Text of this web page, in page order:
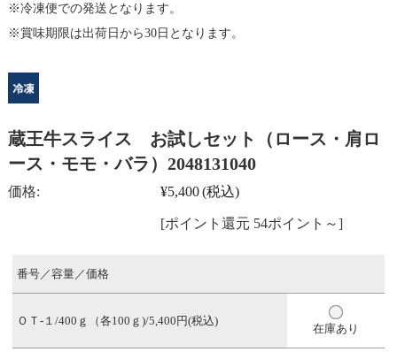
冷凍便での発送となります。
賞味期限は出荷日から30日となります。
蔵王牛スライス お試しセット（ロース・肩ロ
ース・モモ・バラ）2048131040
価格: ¥5,400(税込)
[ポイント還元 54ポイント～]
番号／容量／価格
ＯＴ-１/400ｇ（各100ｇ)/5,400円(税込)
在庫あり